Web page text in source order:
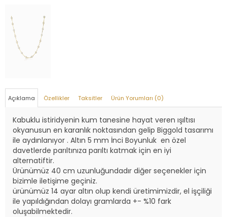
Açıklama Özellikler Taksitler Ürün Yorumları (0)
Kabuklu istiridyenin kum tanesine hayat veren ışıltısı
okyanusun en karanlık noktasından gelip Biggold tasarımı
ile aydınlanıyor . Altın 5 mm İnci Boyunluk en özel
davetlerde parıltınıza parıltı katmak için en iyi
alternatiftir.
Ürünümüz 40 cm uzunluğundadır diğer seçenekler için
bizimle iletişime geçiniz.
ürünümüz 14 ayar altın olup kendi üretimimizdir, el işçiliği
ile yapıldığından dolayı gramlarda +- %10 fark
oluşabilmektedir.